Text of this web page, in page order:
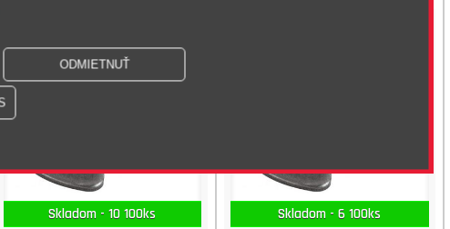
Skladom - 10 100ks Skladom - 6 100ks